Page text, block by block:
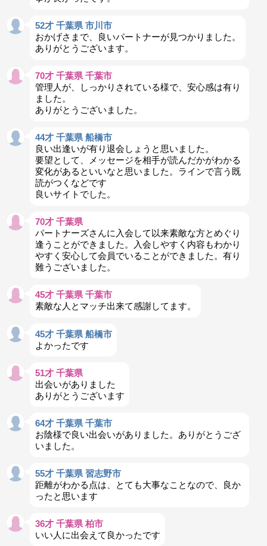
52才 千葉県 市川市
おかげさまで、良いパートナーが見つかりました。
ありがとうございます。
70才 千葉県 千葉市
管理人が、しっかりされている様で、安心感は有り
ました。
ありがとうございました。
44才 千葉県 船橋市
良い出逢いが有り退会しょうと思いました。
要望として、メッセージを相手が読んだかがわかる
変化があるといいなと思いました。ラインで言う既
読がつくなどです
良いサイトでした。
70才 千葉県
パートナーズさんに入会して以来素敵な方とめぐり
逢うことができました。入会しやすく内容もわかり
やすく安心して会員でいることができました。有り
難うございました。
45才 千葉県 千葉市
素敵な人とマッチ出来て感謝してます。
45才 千葉県 船橋市
よかったです
51才 千葉県
出会いがありました
ありがとうございます
64才 千葉県 千葉市
お陰様で良い出会いがありました。ありがとうござ
いました。
55才 千葉県 習志野市
距離がわかる点は、とても大事なことなので、良か
ったと思います
36才 千葉県 柏市
いい人に出会えて良かったです